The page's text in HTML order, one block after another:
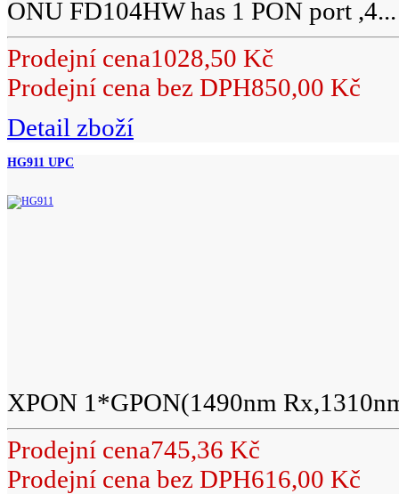
ONU FD104HW has 1 PON port ,4...
Prodejní cena1028,50 Kč
Prodejní cena bez DPH850,00 Kč
Detail zboží
HG911 UPC
XPON 1*GPON(1490nm
Prodejní cena745,36 Kč
Prodejní cena bez DPH616,00 Kč